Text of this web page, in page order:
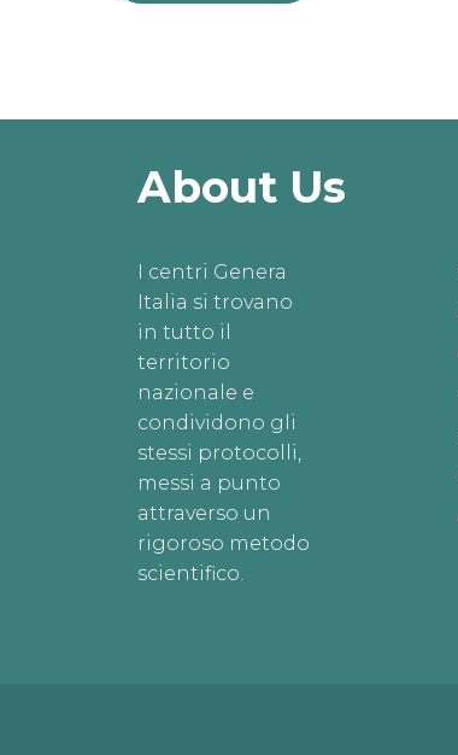
About Us
I centri Genera
Italia si trovano
in tutto il
territorio
nazionale e
condividono gli
stessi protocolli,
messi a punto
attraverso un
rigoroso metodo
scientifico.